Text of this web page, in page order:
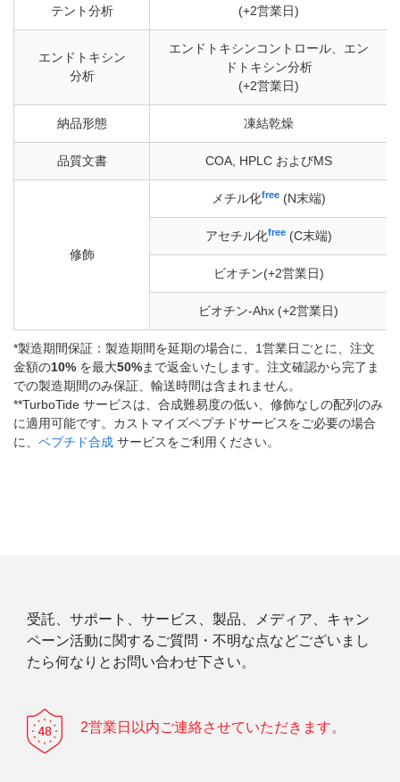
テント分析
(+2営業日)
エンドトキシン
分析
エンドトキシンコントロール、エン
ドトキシン分析
(+2営業日)
納品形態 凍結乾燥
品質文書 COA, HPLC およびMS
修飾
メチル化free(N末端)
アセチル化free(C末端)
ビオチン(+2営業日)
ビオチン-Ahx (+2営業日)
*製造期間保証：製造期間を延期の場合に、1営業日ごとに、注文
金額の10% を最大50%まで返金いたします。注文確認から完了ま
での製造期間のみ保証、輸送時間は含まれません。
**TurboTide サービスは、合成難易度の低い、修飾なしの配列のみ
に適用可能です。カストマイズペプチドサービスをご必要の場合
に、 ペプチド合成 サービスをご利用ください。
受託、サポート、サービス、製品、メディア、キャン
ペーン活動に関するご質問・不明な点などございまし
たら何なりとお問い合わせ下さい。
2営業日以内ご連絡させていただきます。